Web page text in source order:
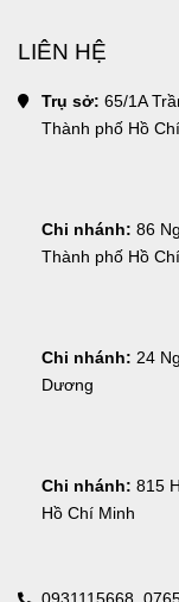
LIÊN HỆ
Trụ sở: 65/1A
Thành phố Hồ
Chi nhánh: 86
Thành phố Hồ
Chi nhánh: 24
Dương
Chi nhánh: 815
Hồ Chí Minh